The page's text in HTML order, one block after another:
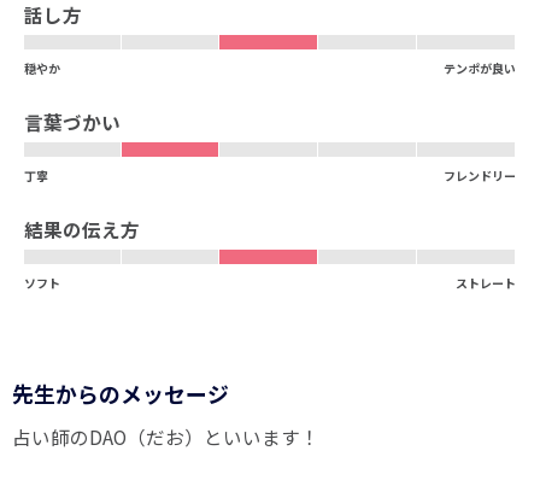
話し方
穏やか テンポが良い
言葉づかい
丁寧 フレンドリー
結果の伝え方
ソフト ストレート
先生からのメッセージ
占い師のDAO（だお）といいます！